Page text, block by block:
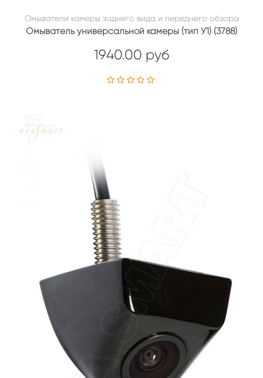
Омыватели камеры заднего вида и переднего обзора
Омыватель универсальной камеры (тип У1) (3788)
1940.00 руб